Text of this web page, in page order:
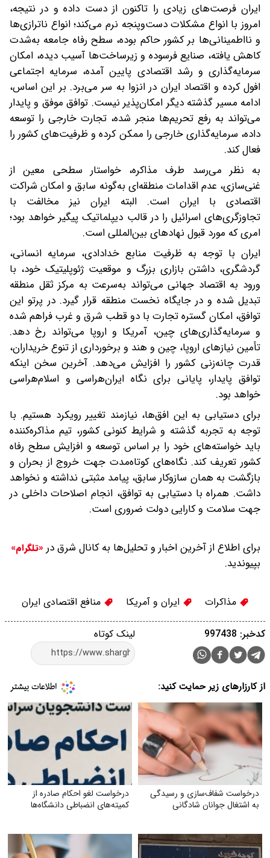
ایران فرصت‌های زیادی را تاکنون از دست داده و در نتیجه،
امروز با انواع مشکلات دست‌و‌پنجه نرم می‌کند؛ انواع ناترازی‌ها
و نااطمینانی‌ها بر کشور حاکم بوده، سطح رفاه جامعه به‌شدت
کاهش یافته، صنایع فرسوده و زیرساخت‌ها آسیب دیده، امکان
سرمایه‌گذاری و رشد اقتصادی پایین آمده، سرمایه اجتماعی
‌افول کرده و اقتصاد ایران در انزوا به سر می‌برد. بر این اساس،
ادامه مسیر گذشته دیگر امکان‌پذیر نیست. توافق موفق و پایدار
می‌تواند به رفع تحریم‌ها منجر شده، تجارت خارجی را توسعه
داده، سرمایه‌گذاری خارجی را ممکن کرده و ظرفیت‌های کشور را
فعال کند.
به نظر می‌رسد طرف مذاکره، خواستار سطحی معین از
غنی‌سازی، عدم اقدامات منطقه‌ای به‌گونه سابق و امکان شراکت
اقتصادی با ایران است. البته ایران نیز مخالفت با
تجاوزگری‌های اسرائیل را در قالب دیپلماتیک پیگیر خواهد بود؛
امری که مورد قبول نهادهای بین‌المللی است.
ایران با توجه به ظرفیت منابع خدادادی، سرمایه انسانی،
گردشگری، داشتن بازاری بزرگ و موقعیت ژئوپلیتیک خود، با
ورود به اقتصاد جهانی می‌تواند به‌سرعت به مرکز ثقل منطقه
تبدیل شده و در جایگاه نخست منطقه قرار گیرد. در پرتو این
توافق، امکان گستره تجارت با دو قطب شرق و غرب فراهم شده
و سرمایه‌گذاری‌های چین، آمریکا و اروپا می‌تواند رخ دهد.
تأمین نیازهای اروپا، چین و هند و برخورداری از تنوع خریداران،
قدرت چانه‌زنی کشور را افزایش می‌دهد. آخرین سخن اینکه
توافق پایدار، پایانی برای نگاه ایران‌هراسی و اسلام‌هراسی
خواهد بود.
برای دستیابی به این افق‌ها، نیازمند تغییر رویکرد هستیم. با
توجه به تجربه گذشته و شرایط کنونی کشور، تیم مذاکره‌کننده
باید خواسته‌های خود را بر اساس توسعه و افزایش سطح رفاه
کشور تعریف کند. نگاه‌های کوتاه‌مدت جهت خروج از بحران و
بازگشت به همان سازوکار سابق، پیامد مثبتی نداشته و نخواهد
داشت. همراه با دستیابی به توافق، انجام اصلاحات داخلی در
جهت سلامت و کارایی دولت ضروری است.
برای اطلاع از آخرین اخبار و تحلیل‌ها به کانال شرق در «تلگرام»
بپیوندید.
مذاکرات ایران و آمریكا منافع اقتصادی ایران
لینک کوتاه کدخبر: 997438
از کارزارهای زیر حمایت کنید:
درخواست شفاف‌سازی و رسیدگی
به اشتغال جوانان شادگانی
درخواست لغو احکام صادره از
کمیته‌های انضباطی دانشگاه‌ها